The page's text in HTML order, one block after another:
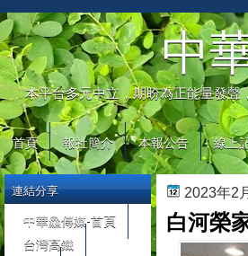
中
本平台多元中立，期盼為正能量發
首頁 報社簡介 本報公告 線上
2023年2
白河榮
連結分享
中華鱻傳媒-首頁
台灣高鐵